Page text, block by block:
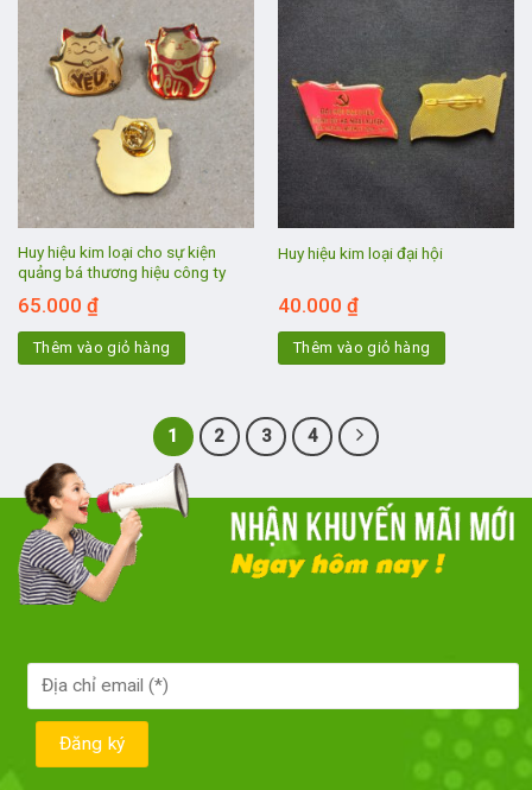
Huy hiệu kim loại cho sự kiện
quảng bá thương hiệu công ty
65.000 ₫
Thêm vào giỏ hàng
Huy hiệu kim loại đại hội
40.000 ₫
Thêm vào giỏ hàng
1 2 3 4